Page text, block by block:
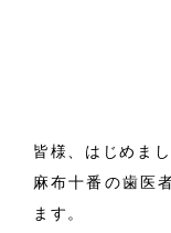
皆様、はじめまし
麻布十番の歯医
ます。